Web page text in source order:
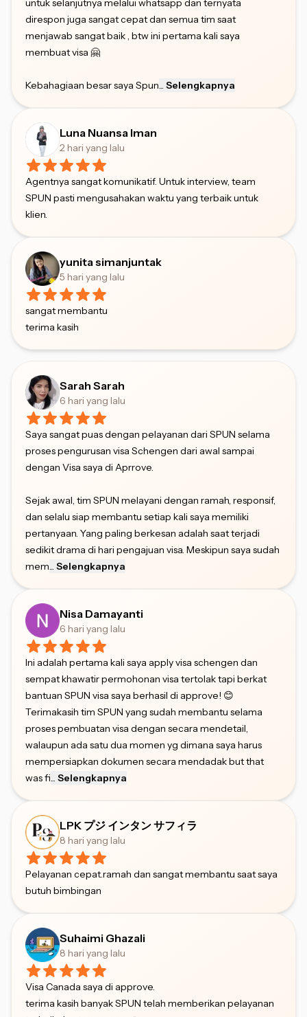
untuk selanjutnya melalui whatsapp dan ternyata
direspon juga sangat cepat dan semua tim saat
menjawab sangat baik , btw ini pertama kali saya
membuat visa 🤗
Kebahagiaan besar saya Spun... Selengkapnya
Luna Nuansa Iman
2 hari yang lalu
Agentnya sangat komunikatif. Untuk interview, team
SPUN pasti mengusahakan waktu yang terbaik untuk
klien.
yunita simanjuntak
5 hari yang lalu
sangat membantu
terima kasih
Sarah Sarah
6 hari yang lalu
Saya sangat puas dengan pelayanan dari SPUN selama
proses pengurusan visa Schengen dari awal sampai
dengan Visa saya di Aprrove.
Sejak awal, tim SPUN melayani dengan ramah, responsif,
dan selalu siap membantu setiap kali saya memiliki
pertanyaan. Yang paling berkesan adalah saat terjadi
sedikit drama di hari pengajuan visa. Meskipun saya sudah
mem... Selengkapnya
Nisa Damayanti
6 hari yang lalu
Ini adalah pertama kali saya apply visa schengen dan
sempat khawatir permohonan visa tertolak tapi berkat
bantuan SPUN visa saya berhasil di approve! 😊
Terimakasih tim SPUN yang sudah membantu selama
proses pembuatan visa dengan secara mendetail,
walaupun ada satu dua momen yg dimana saya harus
mempersiapkan dokumen secara mendadak but that
was fi... Selengkapnya
LPK プジ インタン サフィラ
8 hari yang lalu
Pelayanan cepat.ramah dan sangat membantu saat saya
butuh bimbingan
Suhaimi Ghazali
8 hari yang lalu
Visa Canada saya di approve.
terima kasih banyak SPUN telah memberikan pelayanan